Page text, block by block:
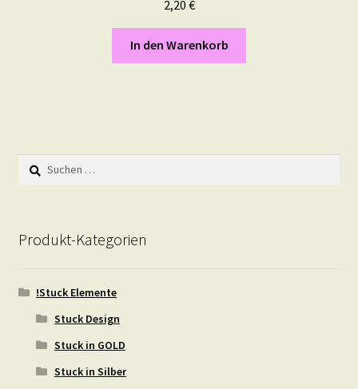
2,20 €
In den Warenkorb
Suchen
nach:
Produkt-Kategorien
!Stuck Elemente
Stuck Design
Stuck in GOLD
Stuck in Silber